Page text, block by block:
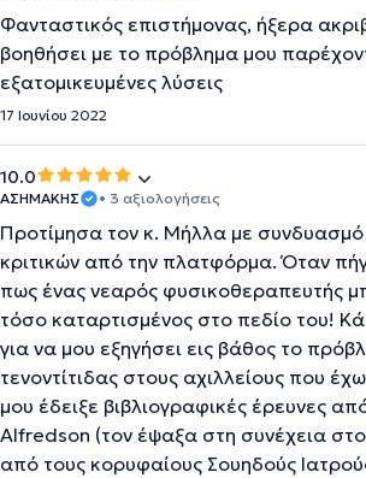
Φανταστικός επιστήμονας, ήξερα
βοηθήσει με το πρόβλημα μου
εξατομικευμένες λύσεις
17 Ιουνίου 2022
10.0
ΑΣΗΜΑΚΗΣ • 3 αξιολογήσεις
Προτίμησα τον κ. Μήλλα με
κριτικών από την πλατφόρμα. Όταν
πως ένας νεαρός φυσικοθεραπευτής
τόσο καταρτισμένος στο πεδίο του!
για να μου εξηγήσει εις βάθος το
τενοντίτιδας στους αχιλλείους που
μου έδειξε βιβλιογραφικές έρευνες
Alfredson (τον έψαξα στη συνέχεια στο
από τους κορυφαίους Σουηδούς